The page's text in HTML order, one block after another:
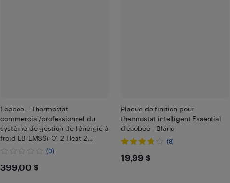
Ecobee – Thermostat
commercial/professionnel du
système de gestion de l'énergie à
froid EB-EMSSi-01 2 Heat 2
d'ecobee, écran couleur non
(0)
$399
399,00 $
Plaque de finition pour
thermostat intelligent Essential
d'ecobee - Blanc
(8)
$19.99
19,99 $